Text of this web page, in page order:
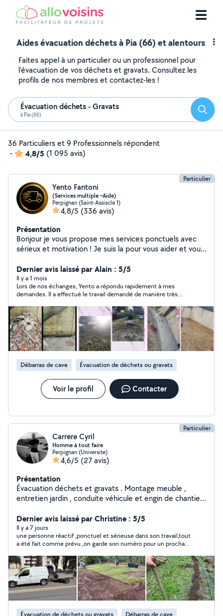
Aides évacuation déchets à Pia (66) et alentours
Faites appel à un particulier ou un professionnel pour
l'évacuation de vos déchets et gravats. Consultez les
profils de nos membres et contactez-les !
Évacuation déchets - Gravats
à Pia (66)
36 Particuliers et 9 Professionnels répondent
-
4,8/5 (1 095 avis)
Particulier
Yento Fantoni
(Services multiple ~Aide)
Perpignan (Saint-Assiscle 1)
4,8/5 (336 avis)
Présentation
Bonjour je vous propose mes services ponctuels avec
sérieux et motivation ! Je suis la pour vous aider et vous
rajouter tout cela ( avec Bonne Humeur) Service global
proposé : Déménagement,Manutention,
Transport,évacuation déchet toute sorte ,Montage de
meubles Possibilité d' avoir des personnes sérieuses en
plus ci besoin. Je suis disponible et je donne des
réponses rapides je suis à l' écoute pour toute question
n'hésitez pas à m'appeler directement au O613727283
au plaisir de vous répondre cordialement.
Dernier avis laissé par Alain : 5/5
Il y a 1 mois
Lors de nos échanges, Yento a répondu rapidement à mes
demandes. Il a effectué le travail demandé de manière très
agréable dans la communication. Je suis très satisfait du
rapport qualité-prix de sa prestation.
Débarras de cave Évacuation de déchets ou gravats
Voir le profil Contacter
Particulier
Carrere Cyril
Homme à tout faire
Perpignan (Universite)
4,6/5 (27 avis)
Présentation
Évacuation déchets et gravats . Montage meuble ,
entretien jardin , conduite véhicule et engin de chantier ,
Dernier avis laissé par Christine : 5/5
Il y a 7 jours
une personne réactif ,ponctuel et sérieuse dans son travail,tout
a été fait comme prévu ,on garde son numéro pour un prochain
Évacuation de déchets ou gravats Débarras de cave